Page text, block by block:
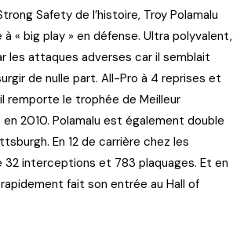
Safety de l’histoire, Troy Polamalu
« big play » en défense. Ultra polyvalent,
les attaques adverses car il semblait
de nulle part. All-Pro à 4 reprises et
remporte le trophée de Meilleur
en 2010. Polamalu est également double
En 12 de carrière chez les
32 interceptions et 783 plaquages. Et en
fait son entrée au Hall of